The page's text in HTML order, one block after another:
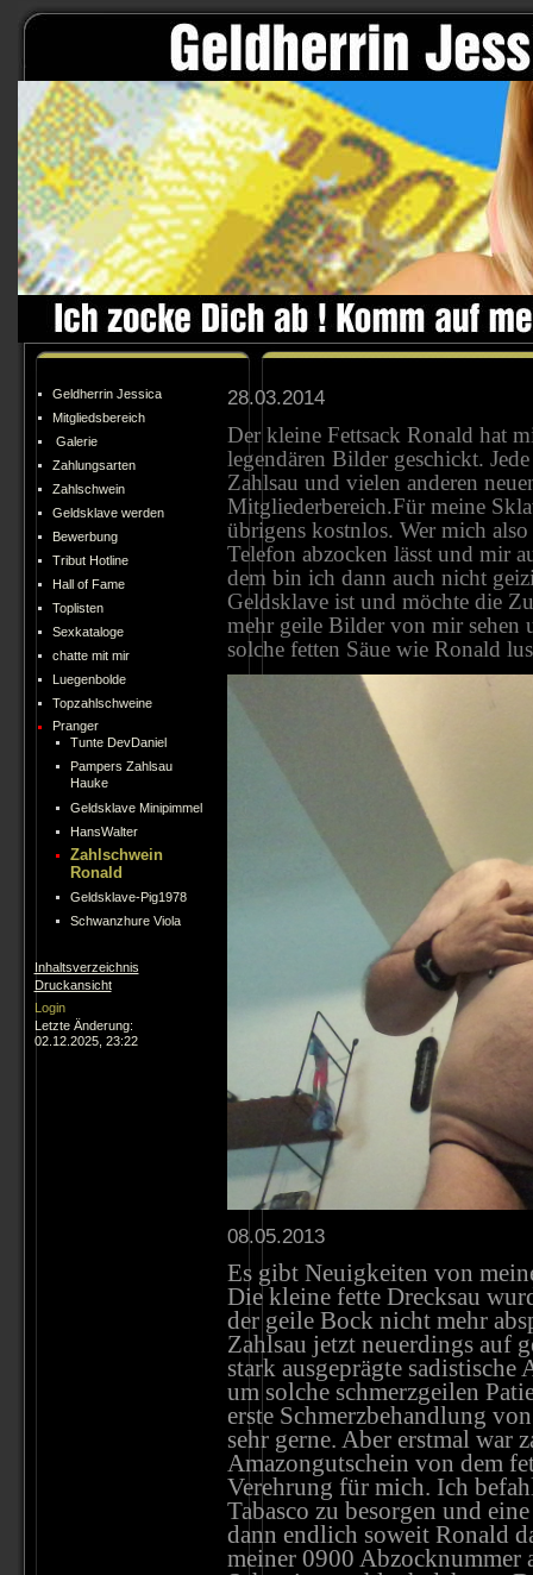
Geldherrin Jessica
Mitgliedsbereich
Galerie
Zahlungsarten
Zahlschwein
Geldsklave werden
Bewerbung
Tribut Hotline
Hall of Fame
Toplisten
Sexkataloge
chatte mit mir
Luegenbolde
Topzahlschweine
Pranger
Tunte DevDaniel
Pampers Zahlsau
Hauke
Geldsklave Minipimmel
HansWalter
Zahlschwein
Ronald
Geldsklave-Pig1978
Schwanzhure Viola
Inhaltsverzeichnis
Druckansicht
Login
Letzte Änderung:
02.12.2025, 23:22
28.03.2014
Der kleine Fettsack Ronald hat
legendären Bilder geschickt.
Zahlsau und vielen anderen
Mitgliederbereich.Für meine
übrigens kostnlos. Wer mich
Telefon abzocken lässt und mir
dem bin ich dann auch nicht
Geldsklave ist und möchte die
mehr geile Bilder von mir sehen
solche fetten Säue wie Ronald
08.05.2013
Es gibt Neuigkeiten von
Die kleine fette Drecksau
der geile Bock nicht mehr
Zahlsau jetzt neuerdings auf
stark ausgeprägte sadistische
um solche schmerzgeilen
erste Schmerzbehandlung
sehr gerne. Aber erstmal war
Amazongutschein von dem
Verehrung für mich. Ich
Tabasco zu besorgen und
dann endlich soweit Ronald
meiner 0900 Abzocknummer